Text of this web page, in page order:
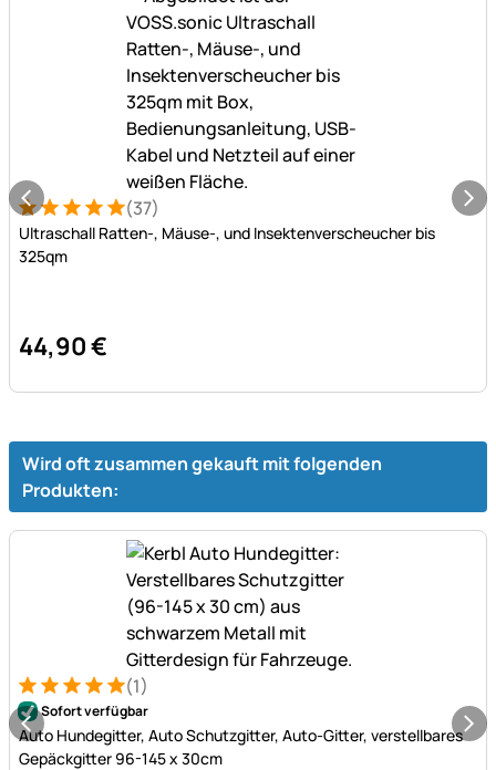
Bewertung: 5 von 5 (37 Bewertungen)
37 Bewertungen
(37)
Ultraschall Ratten-, Mäuse-, und Insektenverscheucher bis
325qm
44,90€
Wird oft zusammen gekauft mit folgenden
Produkten:
Bewertung: 5 von 5 (1 Bewertungen)
1 Bewertung (1)
Sofort verfügbar
Auto Hundegitter, Auto Schutzgitter, Auto-Gitter, verstellbares
Gepäckgitter 96-145 x 30cm